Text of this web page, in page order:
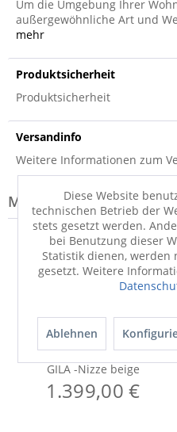
Um die Umgebung Ihrer
außergewöhnliche Art und
mehr
Produktsicherheit
Produktsicherheit
Versandinfo
Weitere Informationen zum
Modell-Familie: NEPAL
Teppich
GILA -Nizze beige
1.399,00 €
Diese Website
technischen Betrieb der
stets gesetzt werden.
bei Benutzung dieser
Statistik dienen,
gesetzt. Weitere
Ablehnen